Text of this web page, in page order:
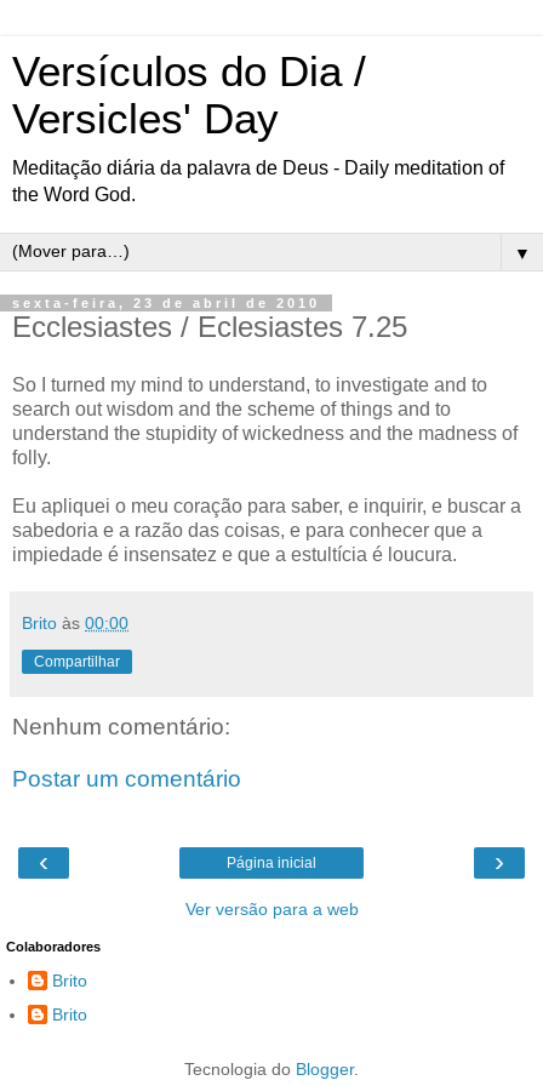
Versículos do Dia /
Versicles' Day
Meditação diária da palavra de Deus - Daily meditation of
the Word God.
▼
sexta-feira, 23 de abril de 2010
Ecclesiastes / Eclesiastes 7.25
So I turned my mind to understand, to investigate and to
search out wisdom and the scheme of things and to
understand the stupidity of wickedness and the madness of
folly.
Eu apliquei o meu coração para saber, e inquirir, e buscar a
sabedoria e a razão das coisas, e para conhecer que a
impiedade é insensatez e que a estultícia é loucura.
Brito às 00:00
Compartilhar
Nenhum comentário:
Postar um comentário
‹ ›
Página inicial
Ver versão para a web
Colaboradores
Brito
Brito
Tecnologia do Blogger.